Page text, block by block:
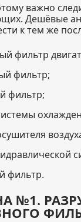
важно
Дешёвые
к тем же
фильтр
фильтр;
фильтр;
фильтр.
№1.